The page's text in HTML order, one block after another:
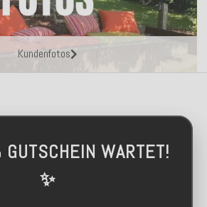
Kundenfotos
WARTET!
✨